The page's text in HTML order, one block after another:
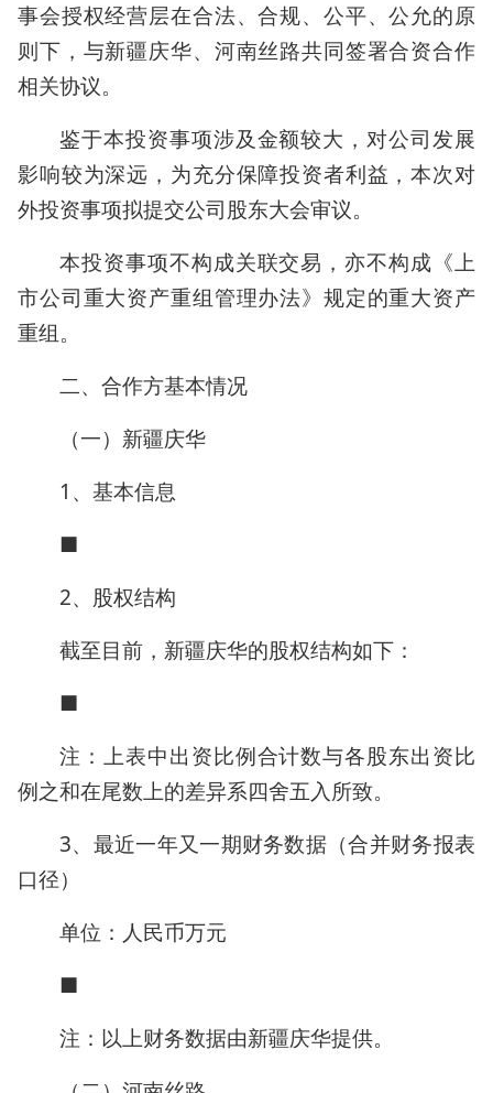
事会授权经营层在合法、合规、公平、公允的原
则下，与新疆庆华、河南丝路共同签署合资合作
相关协议。
鉴于本投资事项涉及金额较大，对公司发展
影响较为深远，为充分保障投资者利益，本次对
外投资事项拟提交公司股东大会审议。
本投资事项不构成关联交易，亦不构成《上
市公司重大资产重组管理办法》规定的重大资产
重组。
二、合作方基本情况
（一）新疆庆华
1、基本信息
■
2、股权结构
截至目前，新疆庆华的股权结构如下：
■
注：上表中出资比例合计数与各股东出资比
例之和在尾数上的差异系四舍五入所致。
3、最近一年又一期财务数据（合并财务报表
口径）
单位：人民币万元
■
注：以上财务数据由新疆庆华提供。